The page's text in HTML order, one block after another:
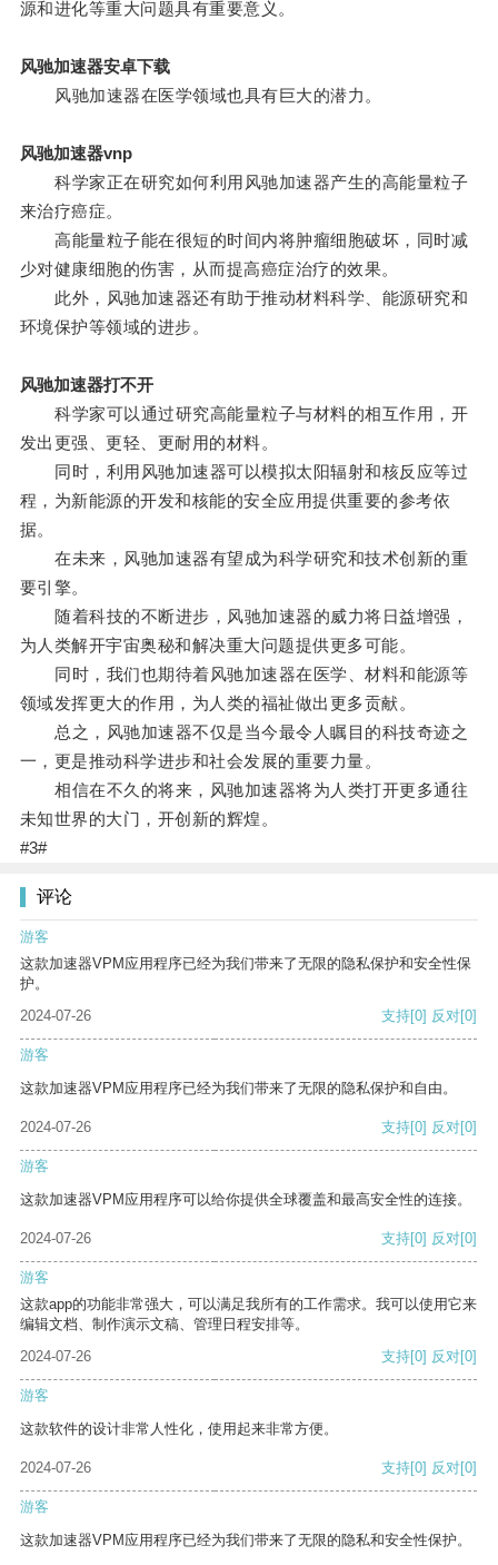
源和进化等重大问题具有重要意义。
风驰加速器安卓下载
风驰加速器在医学领域也具有巨大的潜力。
风驰加速器vnp
科学家正在研究如何利用风驰加速器产生的高能量粒子
来治疗癌症。
高能量粒子能在很短的时间内将肿瘤细胞破坏，同时减
少对健康细胞的伤害，从而提高癌症治疗的效果。
此外，风驰加速器还有助于推动材料科学、能源研究和
环境保护等领域的进步。
风驰加速器打不开
科学家可以通过研究高能量粒子与材料的相互作用，开
发出更强、更轻、更耐用的材料。
同时，利用风驰加速器可以模拟太阳辐射和核反应等过
程，为新能源的开发和核能的安全应用提供重要的参考依
据。
在未来，风驰加速器有望成为科学研究和技术创新的重
要引擎。
随着科技的不断进步，风驰加速器的威力将日益增强，
为人类解开宇宙奥秘和解决重大问题提供更多可能。
同时，我们也期待着风驰加速器在医学、材料和能源等
领域发挥更大的作用，为人类的福祉做出更多贡献。
总之，风驰加速器不仅是当今最令人瞩目的科技奇迹之
一，更是推动科学进步和社会发展的重要力量。
相信在不久的将来，风驰加速器将为人类打开更多通往
未知世界的大门，开创新的辉煌。
#3#
评论
游客
这款加速器VPM应用程序已经为我们带来了无限的隐私保护和安全性保
护。
2024-07-26
支持[0] 反对[0]
游客
这款加速器VPM应用程序已经为我们带来了无限的隐私保护和自由。
2024-07-26 支持[0] 反对[0]
游客
这款加速器VPM应用程序可以给你提供全球覆盖和最高安全性的连接。
2024-07-26 支持[0] 反对[0]
游客
这款app的功能非常强大，可以满足我所有的工作需求。我可以使用它来
编辑文档、制作演示文稿、管理日程安排等。
2024-07-26
支持[0] 反对[0]
游客
这款软件的设计非常人性化，使用起来非常方便。
2024-07-26 支持[0] 反对[0]
游客
这款加速器VPM应用程序已经为我们带来了无限的隐私和安全性保护。